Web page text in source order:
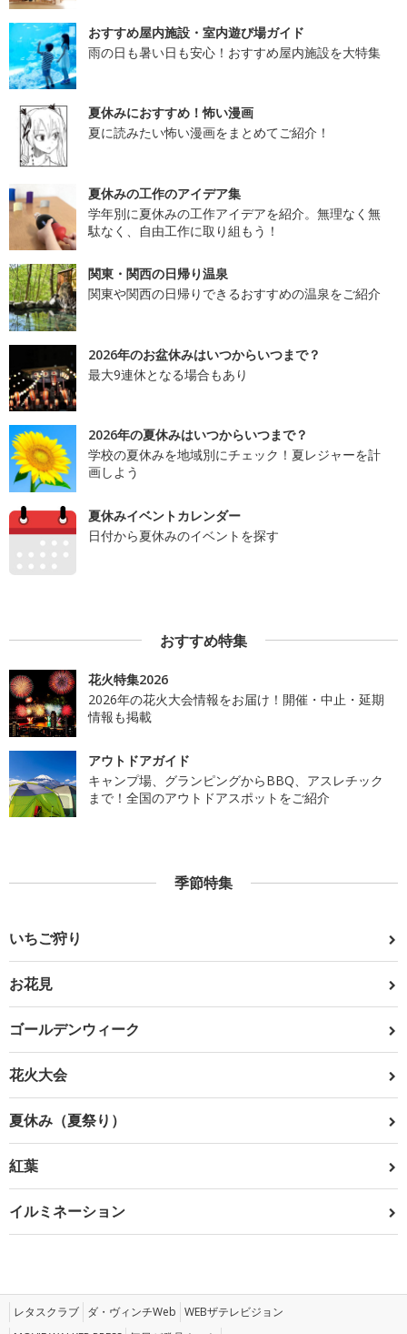
おすすめ屋内施設・室内遊び場ガイド
雨の日も暑い日も安心！おすすめ屋内施設を大特集
夏休みにおすすめ！怖い漫画
夏に読みたい怖い漫画をまとめてご紹介！
夏休みの工作のアイデア集
学年別に夏休みの工作アイデアを紹介。無理なく無
駄なく、自由工作に取り組もう！
関東・関西の日帰り温泉
関東や関西の日帰りできるおすすめの温泉をご紹介
2026年のお盆休みはいつからいつまで？
最大9連休となる場合もあり
2026年の夏休みはいつからいつまで？
学校の夏休みを地域別にチェック！夏レジャーを計
画しよう
夏休みイベントカレンダー
日付から夏休みのイベントを探す
おすすめ特集
花火特集2026
2026年の花火大会情報をお届け！開催・中止・延期
情報も掲載
アウトドアガイド
キャンプ場、グランピングからBBQ、アスレチック
まで！全国のアウトドアスポットをご紹介
季節特集
いちご狩り
お花見
ゴールデンウィーク
花火大会
夏休み（夏祭り）
紅葉
イルミネーション
レタスクラブ ダ・ヴィンチWeb WEBザテレビジョン